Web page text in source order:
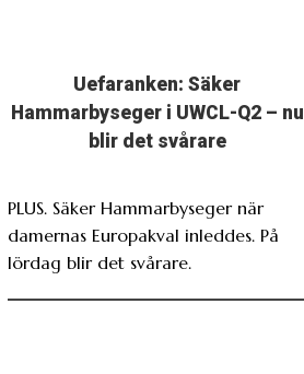
Uefaranken: Säker
Hammarbyseger i UWCL-Q2 – nu
blir det svårare
PLUS. Säker Hammarbyseger när
damernas Europakval inleddes. På
lördag blir det svårare.